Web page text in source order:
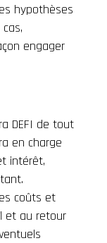
hypothèses
engager
DEFI de tout
en charge
intérêt,
coûts et
et au retour